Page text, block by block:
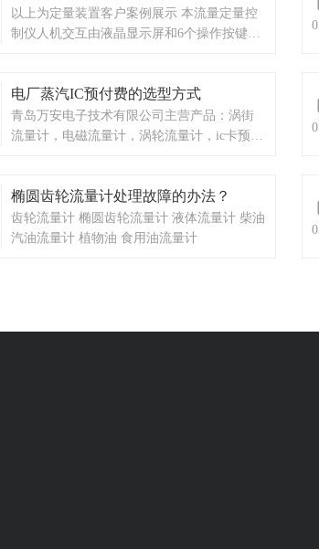
以上为定量装置客户案例展示 本流量定量控
制仪人机交互由液晶显示屏和6个操作按键组
信。
电厂蒸汽IC预付费的选型方式
青岛万安电子技术有限公司主营产品：涡街
流量计，电磁流量计，涡轮流量计，ic卡预付
备，压力仪表等，以及承接电气自动化项
目。
椭圆齿轮流量计处理故障的办法？
齿轮流量计 椭圆齿轮流量计 液体流量计 柴油
汽油流量计 植物油 食用油流量计